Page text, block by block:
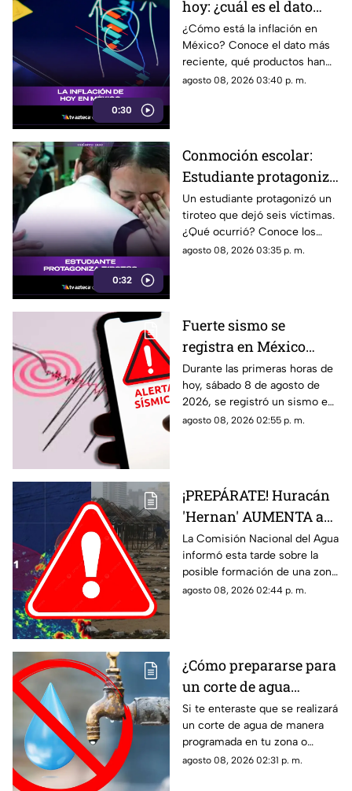
0:30
hoy: ¿cuál es el dato
actual?
¿Cómo está la inflación en
México? Conoce el dato más
reciente, qué productos han
subido de precio y cómo
agosto 08, 2026 03:40 p. m.
0:32
Conmoción escolar:
Estudiante protagoniza
t1r0t30 con seis
víctimas
Un estudiante protagonizó un
tiroteo que dejó seis víctimas.
¿Qué ocurrió? Conoce los
detalles de esta tragedia.
agosto 08, 2026 03:35 p. m.
Fuerte sismo se
registra en México
HOY, sábado 8 de
agosto de 2026: ¿Dónde
fue el epicentro del
temblor de este día?
Durante las primeras horas de
hoy, sábado 8 de agosto de
2026, se registró un sismo en
México. Te decimos en donde
agosto 08, 2026 02:55 p. m.
¡PREPÁRATE! Huracán
'Hernan' AUMENTA a
70% su probabilidad de
desarrollo y esta es la
ubicación exacta del
potencial ciclón
La Comisión Nacional del Agua
informó esta tarde sobre la
posible formación de una zona
de baja presión con potencial
agosto 08, 2026 02:44 p. m.
¿Cómo prepararse para
un corte de agua
programado? Esto
puedes hacer ante la
suspensión del servicio
Si te enteraste que se realizará
un corte de agua de manera
programada en tu zona o
simplemente de quedaste sin
agosto 08, 2026 02:31 p. m.